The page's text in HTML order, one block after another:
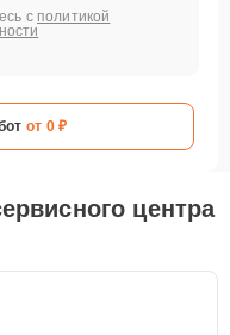
с политикой
от 0 ₽
центра